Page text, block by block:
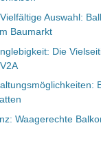
Auswahl:
Baumarkt
Die
Waagerechte